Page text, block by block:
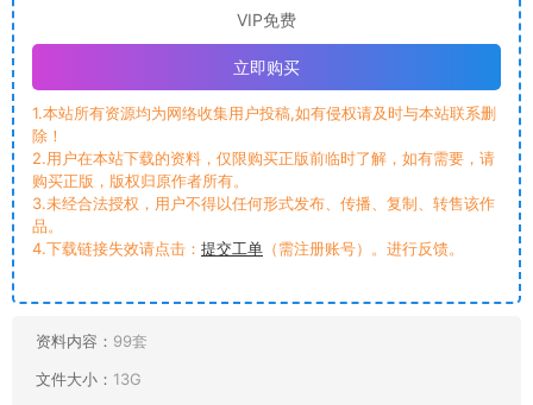
VIP免费
立即购买
1.本站所有资源均为网络收集用户投稿,如有侵权请及时与本站联系删
除！
2.用户在本站下载的资料，仅限购买正版前临时了解，如有需要，请
购买正版，版权归原作者所有。
3.未经合法授权，用户不得以任何形式发布、传播、复制、转售该作
品。
4.下载链接失效请点击： 提交工单 （需注册账号）。进行反馈。
资料内容： 99套
文件大小： 13G